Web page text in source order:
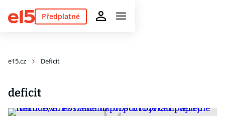
Předplatné
e15.cz Deficit
deficit